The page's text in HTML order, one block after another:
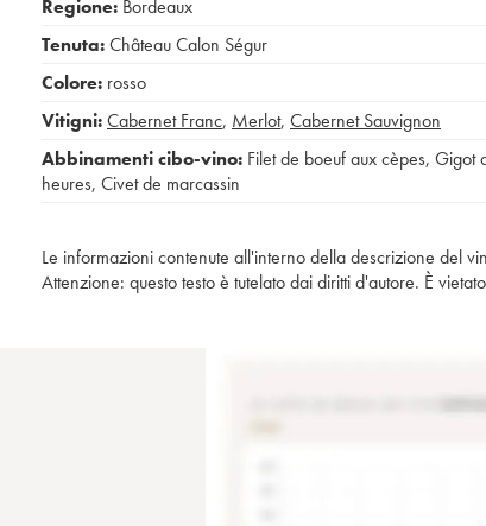
Regione: Bordeaux
Tenuta:Château Calon Ségur
Colore: rosso
Vitigni:Cabernet Franc, Merlot, Cabernet Sauvignon
Abbinamenti cibo-vino: Filet de boeuf aux cèpes, Gigot
heures, Civet de marcassin
Le informazioni contenute all'interno della descrizione del
Attenzione: questo testo è tutelato dai diritti d'autore. È